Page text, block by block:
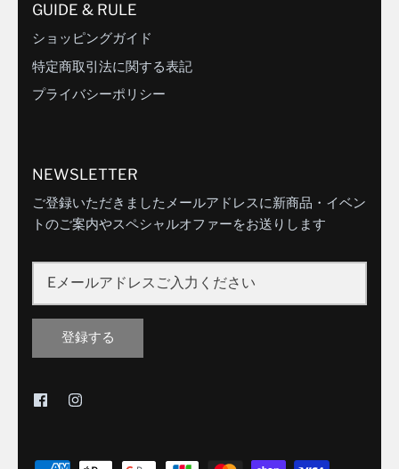
GUIDE & RULE
ショッピングガイド
特定商取引法に関する表記
プライバシーポリシー
NEWSLETTER
ご登録いただきましたメールアドレスに新商品・イベン
トのご案内やスペシャルオファーをお送りします
登録する